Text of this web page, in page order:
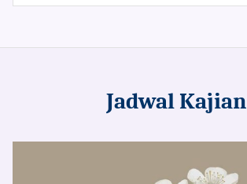
Jadwal Kajian